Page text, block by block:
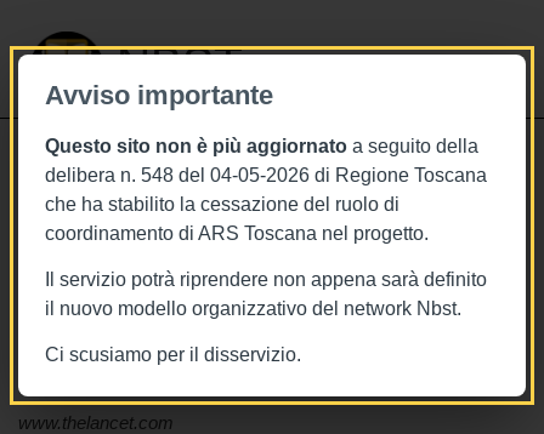
Avviso importante
Questo sito non è più aggiornato a seguito della
delibera n. 548 del 04-05-2026 di Regione Toscana
che ha stabilito la cessazione del ruolo di
coordinamento di ARS Toscana nel progetto.
Il servizio potrà riprendere non appena sarà definito
il nuovo modello organizzativo del network Nbst.
Ci scusiamo per il disservizio.
NBST
Monkeypox, uno studio spagnolo
descrive le lesioni più frequenti e fa
ipotesi su periodo di incubazione e
modalità di trasmissione
www.thelancet.com